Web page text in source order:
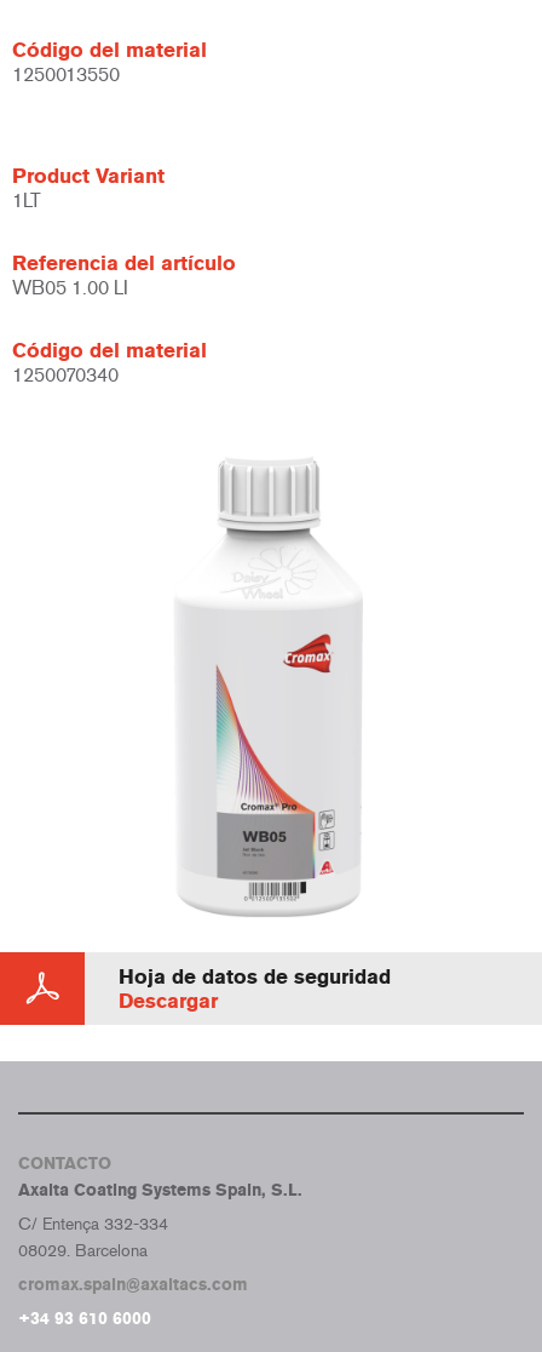
Código del material
1250013550
Product Variant
1LT
Referencia del artículo
WB05 1.00 LI
Código del material
1250070340
Hoja de datos de seguridad
Descargar
CONTACTO
Axalta Coating Systems Spain, S.L.
C/ Entença 332-334
08029. Barcelona
cromax.spain@axaltacs.com
+34 93 610 6000